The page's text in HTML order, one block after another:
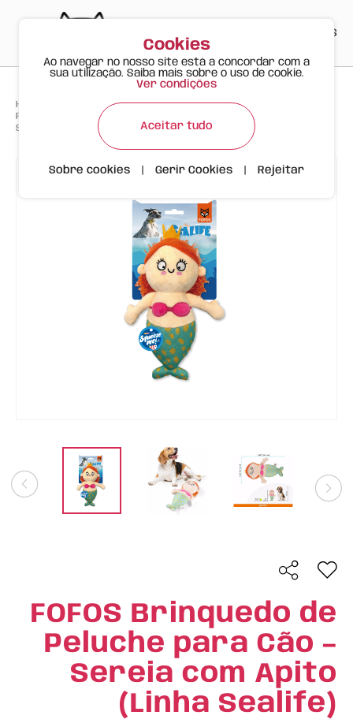
ES
Happy Meow Produtos > >
FOFOS Brinquedo de Peluche para Cão – Sereia com Apito (Linha
Sealife)
FOFOS Brinquedo de
Peluche para Cão –
Sereia com Apito
(Linha Sealife)
Cookies
Ao navegar no nosso site está a concordar com a
sua utilização. Saiba mais sobre o uso de cookie.
Ver condições
Aceitar tudo
Sobre cookies Gerir Cookies Rejeitar